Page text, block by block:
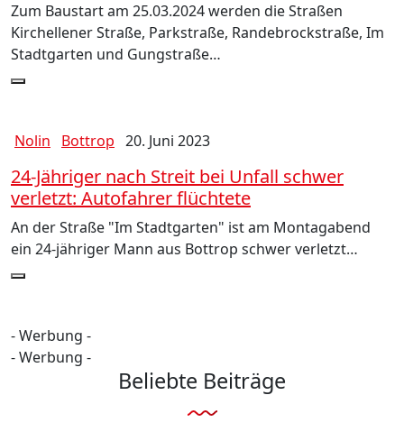
Zum Baustart am 25.03.2024 werden die Straßen
Kirchellener Straße, Parkstraße, Randebrockstraße, Im
Stadtgarten und Gungstraße…
Nolin Bottrop 20. Juni 2023
24-Jähriger nach Streit bei Unfall schwer
verletzt: Autofahrer flüchtete
An der Straße "Im Stadtgarten" ist am Montagabend
ein 24-jähriger Mann aus Bottrop schwer verletzt…
- Werbung -
- Werbung -
Beliebte Beiträge